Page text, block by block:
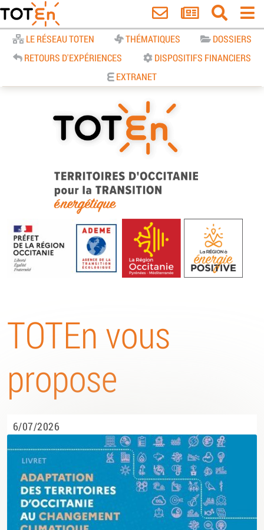
LE RÉSEAU TOTEN THÉMATIQUES
DOSSIERS
RETOURS D'EXPÉRIENCES
DISPOSITIFS FINANCIERS
EXTRANET
TOTEn Occitanie | Territoires
d’Occitanie pour la Transition
Energétique
TOTEn vous
propose
6/07/2026